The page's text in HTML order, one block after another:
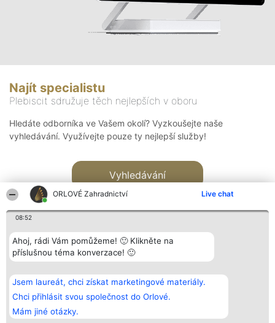
ORLOVÉ Zahradnictví Live chat
08:52
Ahoj, rádi Vám pomůžeme! 🙂 Klikněte na
příslušnou téma konverzace! 🙂
Jsem laureát, chci získat marketingové materiály.
Chci přihlásit svou společnost do Orlové.
Mám jiné otázky.
Najít specialistu
Plebiscit sdružuje těch nejlepších v oboru
Hledáte odborníka ve Vašem okolí? Vyzkoušejte naše
vyhledávání. Využívejte pouze ty nejlepší služby!
Vyhledávání
Bright Side Solutions sp. z o.
o. sp. k.
ul. Ruska 22
Wrocław 50-079
KRS 0000749100 | Regon
381313360 | NIP 8943132676
Vítězové
Seznam všech
laureátů
Zásady
Zásady
Kontakt